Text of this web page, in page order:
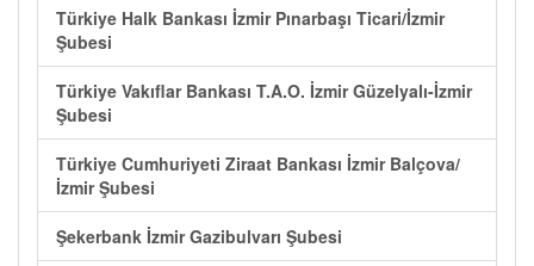
Türkiye Halk Bankası İzmir Pınarbaşı Ticari/İzmir
Şubesi
Türkiye Vakıflar Bankası T.A.O. İzmir Güzelyalı-İzmir
Şubesi
Türkiye Cumhuriyeti Ziraat Bankası İzmir Balçova/
İzmir Şubesi
Şekerbank İzmir Gazibulvarı Şubesi